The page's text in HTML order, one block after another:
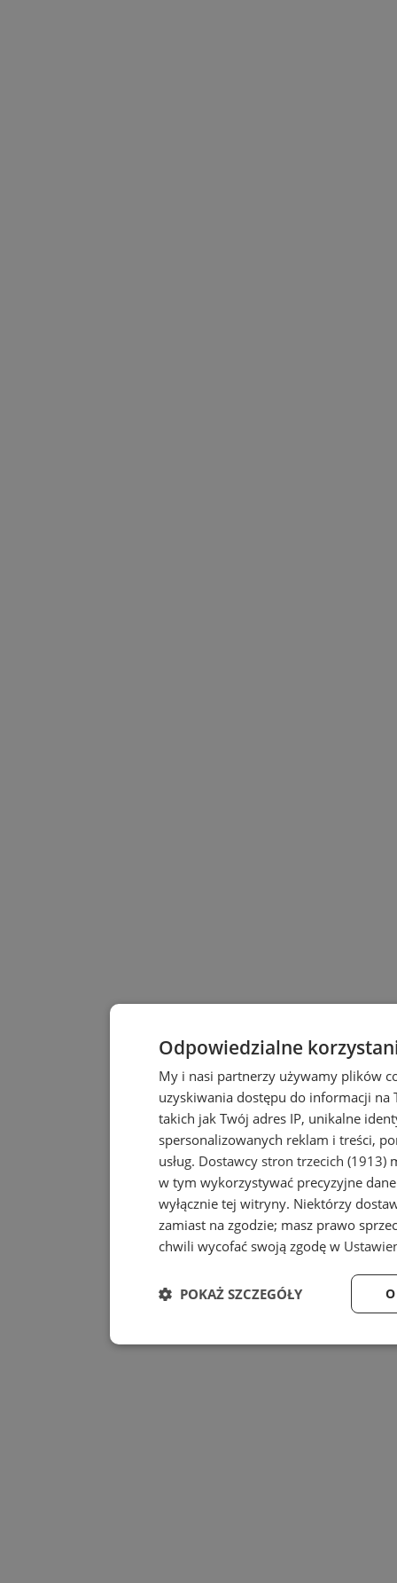
Odpowiedzialne
My i nasi partnerzy używamy plików
uzyskiwania dostępu do informacji
takich jak Twój adres IP, unikalne
spersonalizowanych reklam i treści,
usług. Dostawcy stron trzecich (1913)
w tym wykorzystywać precyzyjne
wyłącznie tej witryny. Niektórzy
zamiast na zgodzie; masz prawo
chwili wycofać swoją zgodę w
POKAŻ SZCZEGÓŁY
Niezbędne Wydajność